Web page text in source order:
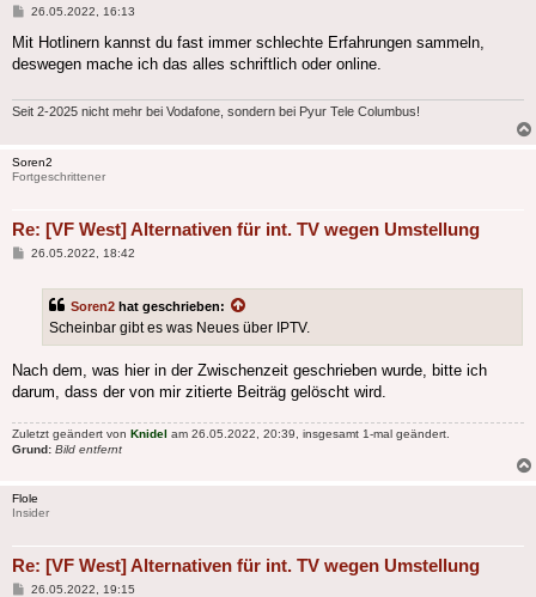
Beitrag
26.05.2022, 16:13
Mit Hotlinern kannst du fast immer schlechte Erfahrungen sammeln,
deswegen mache ich das alles schriftlich oder online.
Seit 2-2025 nicht mehr bei Vodafone, sondern bei Pyur Tele Columbus!
Soren2
Fortgeschrittener
Re: [VF West] Alternativen für int. TV wegen Umstellung
Beitrag
26.05.2022, 18:42
Soren2 hat geschrieben:
Scheinbar gibt es was Neues über IPTV.
Nach dem, was hier in der Zwischenzeit geschrieben wurde, bitte ich
darum, dass der von mir zitierte Beiträg gelöscht wird.
Zuletzt geändert von Knidel am 26.05.2022, 20:39, insgesamt 1-mal geändert.
Grund: Bild entfernt
Flole
Insider
Re: [VF West] Alternativen für int. TV wegen Umstellung
Beitrag
26.05.2022, 19:15